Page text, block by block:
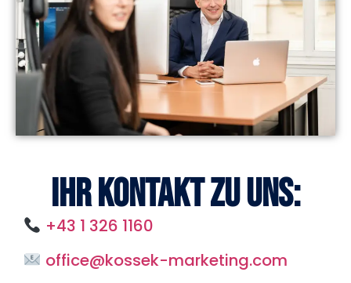
Ihr Kontakt zu uns:
+43 1 326 1160
office@kossek-marketing.com